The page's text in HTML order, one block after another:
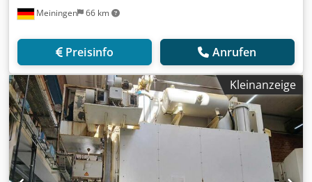
Meiningen 66 km
Preisinfo Anrufen
Kleinanzeige